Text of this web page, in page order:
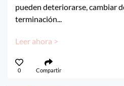
pueden deteriorarse, cambiar
terminación...
Leer ahora >
0 Compartir